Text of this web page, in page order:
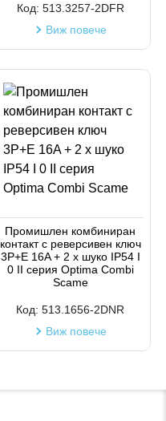
Код: 513.3257-2DFR
Виж повече
Промишлен комбиниран
контакт с реверсивен ключ
3P+Е 16A + 2 х шуко IP54 I
0 II серия Optima Combi
Scame
Код: 513.1656-2DNR
Виж повече